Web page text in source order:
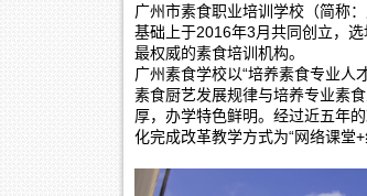
广州市素食职业培训学校（简称
基础上于2016年3月共同创立，
最权威的素食培训机构。
广州素食学校以“培养素食专业人
素食厨艺发展规律与培养专业素
厚，办学特色鲜明。经过近五年
化完成改革教学方式为“网络课堂+